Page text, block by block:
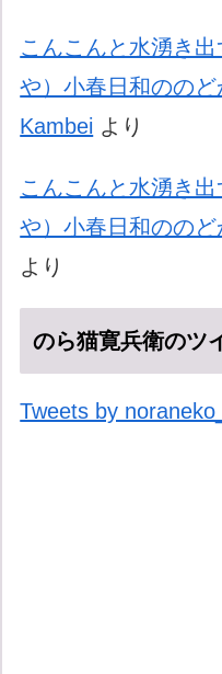
こんこんと水湧き
や）小春日和のの
Kambei より
こんこんと水湧き
や）小春日和のの
より
のら猫寛兵衛のツ
Tweets by